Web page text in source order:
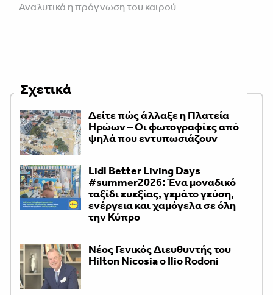
Αναλυτικά η πρόγνωση του καιρού
Σχετικά
Δείτε πώς άλλαξε η Πλατεία
Ηρώων – Οι φωτογραφίες από
ψηλά που εντυπωσιάζουν
Lidl Better Living Days
#summer2026: Ένα μοναδικό
ταξίδι ευεξίας, γεμάτο γεύση,
ενέργεια και χαμόγελα σε όλη
την Κύπρο
Νέος Γενικός Διευθυντής του
Hilton Nicosia ο Ilio Rodoni